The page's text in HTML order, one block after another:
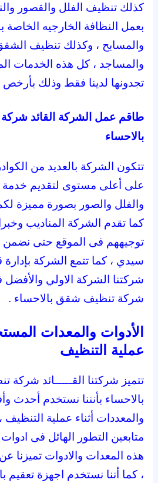
كذلك تنظيف الفلل والقصور
بعمل النظافة الخارجيه الخاصة
والمسابح ، وكذلك تنظيف
والمساجد ، كل هذه الخدمات
تجدونها لدينا فقط وذلك بأرخص
طاقم عمل الشركة القائد
بالاحساء
تتكون الشركة بالعديد من
على أعلى مستوى لتقديم خدمة
والفلل والصور بصورة مميزة لكم
كما تقدم الشركة المناديب
توجيههم فى الموقع حتى نضمن
سيدي ، كما تتمع الشركة
شركتنا الشركة الاولي
شركة تنظيف شقق بالاحساء .
الأدوات والمعدات
عملية التنظيف
تتميز شركتنا القـــــائد شركة
بالاحساء بأنننا نستخدم أحدث
والمعددات أثناء عملية التنظيف
متابعين التطور الهائل فى
هذه المعدات والادوات تميزنا
، كما أننا نستخدم اجهزة تعقيم